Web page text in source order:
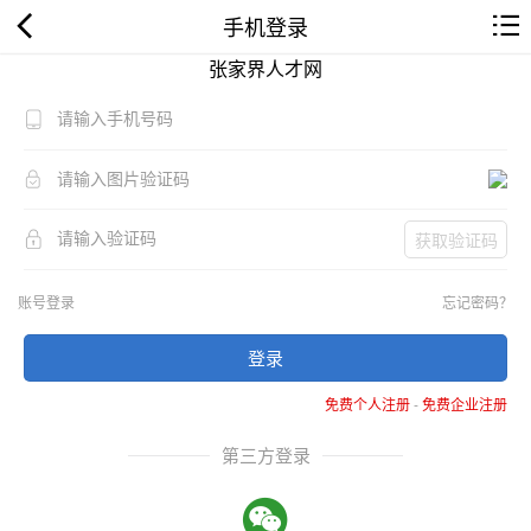
手机登录
张家界人才网
获取验证码
账号登录 忘记密码？
登录
免费个人注册-免费企业注册
第三方登录